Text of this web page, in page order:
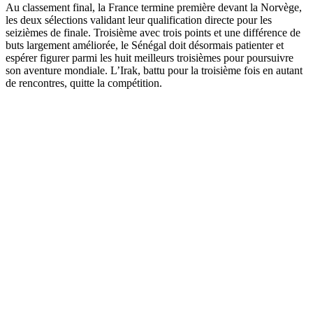
Au classement final, la France termine première devant la Norvège,
les deux sélections validant leur qualification directe pour les
seizièmes de finale. Troisième avec trois points et une différence de
buts largement améliorée, le Sénégal doit désormais patienter et
espérer figurer parmi les huit meilleurs troisièmes pour poursuivre
son aventure mondiale. L’Irak, battu pour la troisième fois en autant
de rencontres, quitte la compétition.